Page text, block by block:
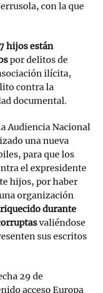
con la que
hijos están
por delitos de
ilícita,
contra la
documental.
Audiencia Nacional
una nueva
para que los
el expresidente
hijos, por haber
organización
durante
valiéndose
sus escritos
29 de
acceso Europa